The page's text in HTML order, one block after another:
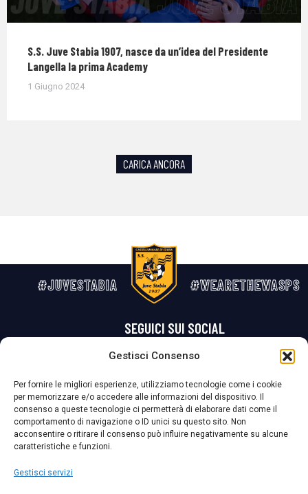
Gestisci Consenso
Per fornire le migliori esperienze, utilizziamo tecnologie come i cookie
per memorizzare e/o accedere alle informazioni del dispositivo. Il
consenso a queste tecnologie ci permetterà di elaborare dati come il
comportamento di navigazione o ID unici su questo sito. Non
acconsentire o ritirare il consenso può influire negativamente su alcune
caratteristiche e funzioni.
Gestisci servizi
S.S. Juve Stabia 1907, nasce da un’idea del Presidente
Langella la prima Academy
1 Giugno 2024
CARICA ANCORA
#JUVESTABIA #WEARETHEWASPS
SEGUICI SUI SOCIAL
La Società ha nominato il Responsabile della Protezione dei Dati Personali (DPO), figura specializzata che vigila sulle modalità adottate dalla
nostra Società per tutelare i Suoi dati personali.